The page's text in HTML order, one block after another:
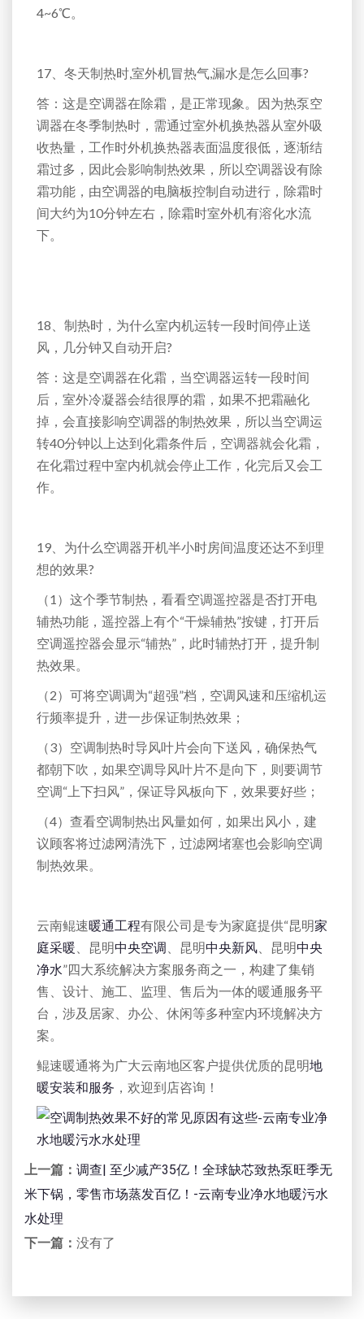
4~6℃。
17、冬天制热时,室外机冒热气,漏水是怎么回事?
答：这是空调器在除霜，是正常现象。因为热泵空
调器在冬季制热时，需通过室外机换热器从室外吸
收热量，工作时外机换热器表面温度很低，逐渐结
霜过多，因此会影响制热效果，所以空调器设有除
霜功能，由空调器的电脑板控制自动进行，除霜时
间大约为10分钟左右，除霜时室外机有溶化水流
下。
18、制热时，为什么室内机运转一段时间停止送
风，几分钟又自动开启?
答：这是空调器在化霜，当空调器运转一段时间
后，室外冷凝器会结很厚的霜，如果不把霜融化
掉，会直接影响空调器的制热效果，所以当空调运
转40分钟以上达到化霜条件后，空调器就会化霜，
在化霜过程中室内机就会停止工作，化完后又会工
作。
19、为什么空调器开机半小时房间温度还达不到理
想的效果?
（1）这个季节制热，看看空调遥控器是否打开电
辅热功能，遥控器上有个“干燥辅热”按键，打开后
空调遥控器会显示“辅热”，此时辅热打开，提升制
热效果。
（2）可将空调调为“超强”档，空调风速和压缩机运
行频率提升，进一步保证制热效果；
（3）空调制热时导风叶片会向下送风，确保热气
都朝下吹，如果空调导风叶片不是向下，则要调节
空调“上下扫风”，保证导风板向下，效果要好些；
（4）查看空调制热出风量如何，如果出风小，建
议顾客将过滤网清洗下，过滤网堵塞也会影响空调
制热效果。
云南鲲速暖通工程有限公司是专为家庭提供“昆明家
庭采暖 、昆明中央空调 、昆明中央新风 、昆明中央
净水”四大系统解决方案服务商之一，构建了集销
售、设计、施工、监理、售后为一体的暖通服务平
台，涉及居家、办公、休闲等多种室内环境解决方
案。
鲲速暖通将为广大云南地区客户提供优质的昆明地
暖安装和服务 ，欢迎到店咨询！
上一篇： 调查| 至少减产35亿！全球缺芯致热泵旺季无
米下锅，零售市场蒸发百亿！-云南专业净水地暖污水
水处理
下一篇： 没有了